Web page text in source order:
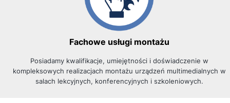
Fachowe usługi montażu
Posiadamy kwalifikacje, umiejętności i doświadczenie w
kompleksowych realizacjach montażu urządzeń multimedialnych w
salach lekcyjnych, konferencyjnych i szkoleniowych.